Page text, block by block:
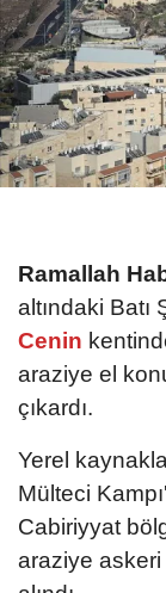
Ramallah
altındaki Batı
Cenin
araziye el
çıkardı.
Yerel
Mülteci
Cabiriyyat
araziye askeri